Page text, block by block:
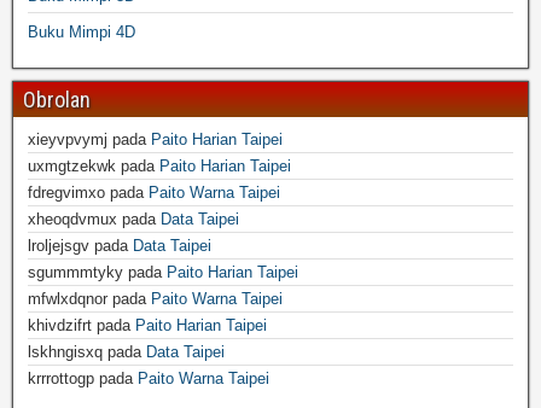
Buku Mimpi 4D
Obrolan
xieyvpvymj pada Paito Harian Taipei
uxmgtzekwk pada Paito Harian Taipei
fdregvimxo pada Paito Warna Taipei
xheoqdvmux pada Data Taipei
lroljejsgv pada Data Taipei
sgummmtyky pada Paito Harian Taipei
mfwlxdqnor pada Paito Warna Taipei
khivdzifrt pada Paito Harian Taipei
lskhngisxq pada Data Taipei
krrrottogp pada Paito Warna Taipei